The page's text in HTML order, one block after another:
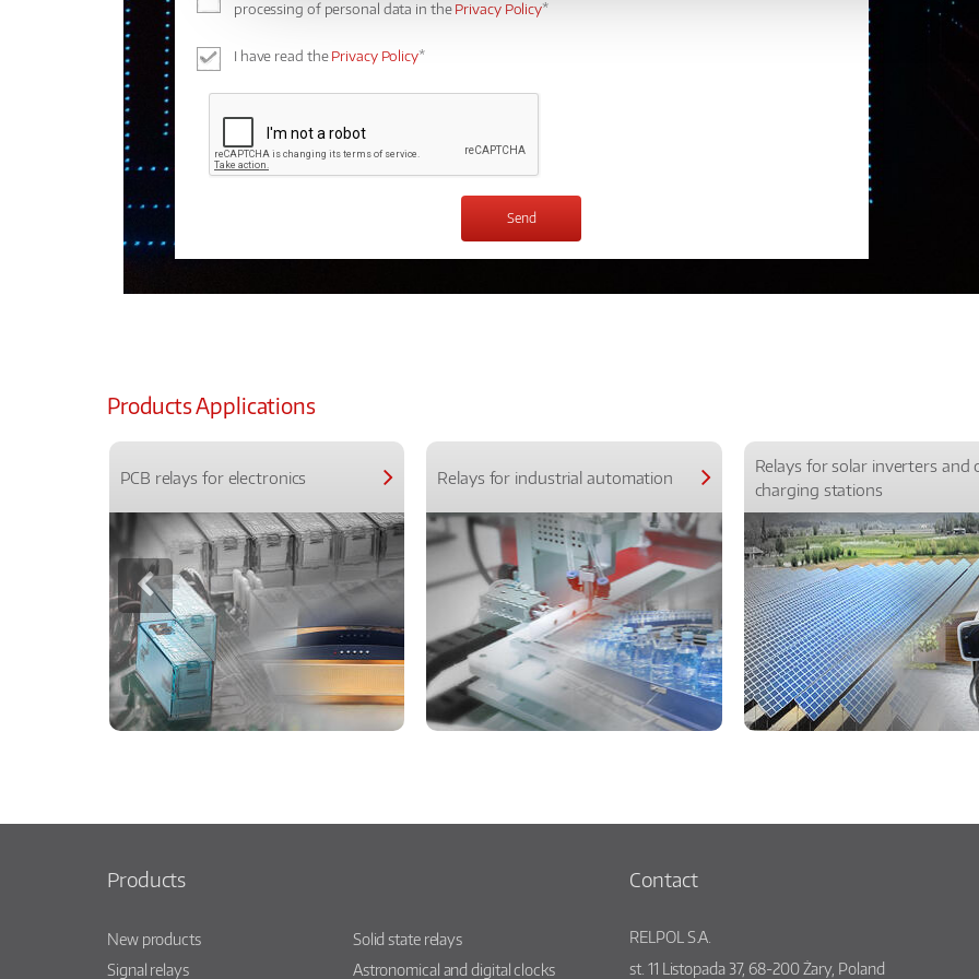
processing of personal data in thePrivacy Policy*
I have read thePrivacy Policy*
Products Applications
PCB relays for electronics Relays for industrial automation
Relays for solar inverters and
charging stations
Products
New products
Signal relays
Solid state relays
Astronomical and digital clocks
Contact
RELPOL S.A.
st. 11 Listopada 37,68-200Żary, Poland